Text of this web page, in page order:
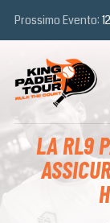
Prossimo Evento:
LA RL9